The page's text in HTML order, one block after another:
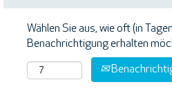
Wählen Sie aus, wie oft (in
Benachrichtigung erhalten